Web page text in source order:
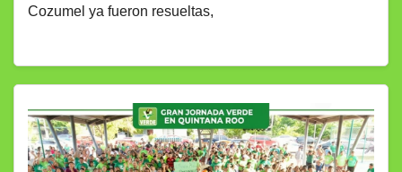
Cozumel ya fueron resueltas,